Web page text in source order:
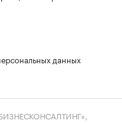
данных